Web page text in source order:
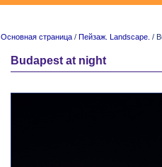
Основная страница / Пейзаж. Landscape. /
Budapest at night